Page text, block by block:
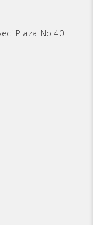
Plaza No:40